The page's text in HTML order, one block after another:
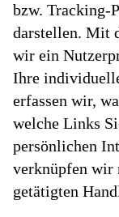
bzw. Tracking-
darstellen. Mit
wir ein
Ihre
erfassen wir,
welche Links
persönlichen
verknüpfen wir
getätigten